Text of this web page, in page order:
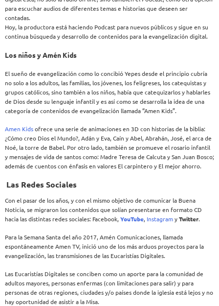
para escuchar audios de diferentes temas e historias que deseen ser
contadas.
Hoy, la productora está haciendo Podcast para nuevos públicos y sigue en su
continua búsqueda y desarrollo de contenidos para la evangelización digital.
Los niños y Amén Kids
El sueño de evangelización como lo concibió Yepes desde el principio cubría
no solo a los adultos, las familias, los jóvenes, los feligreses, los catequistas y
grupos católicos, sino también a los niños, había que catequizarlos y hablarles
de Dios desde su lenguaje infantil y es así como se desarrolla la idea de una
categoría de contenidos de evangelización llamada “Amen Kids”.
Amen Kidsofrece una serie de animaciones en 3D con historias de la biblia:
¿Cómo creo Dios el Mundo?, Adán y Eva, Caín y Abel, Abrahán, José, el arca de
Noé, la torre de Babel. Por otro lado, también se promueve el rosario infantil
y mensajes de vida de santos como: Madre Teresa de Calcuta y San Juan Bosco;
además de cuentos con énfasis en valores El carpintero y El mejor ahorro.
Las Redes Sociales
Con el pasar de los años, y con el mismo objetivo de comunicar la Buena
Noticia, se migraron los contenidos que solían presentarse en formato CD
hacia las distintas redes sociales: Facebook,YouTube, InstagramyTwitter.
Para la Semana Santa del año 2017, Amén Comunicaciones, llamada
espontáneamente Amen TV, inició uno de los más arduos proyectos para la
evangelización, las transmisiones de las Eucaristías Digitales.
Las Eucaristías Digitales se conciben como un aporte para la comunidad de
adultos mayores, personas enfermas (con limitaciones para salir) y para
personas de otras regiones, ciudades y/o países donde la iglesia está lejos y no
hay oportunidad de asistir a la Misa.